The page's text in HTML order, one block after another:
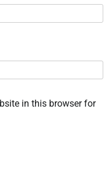
in this browser for